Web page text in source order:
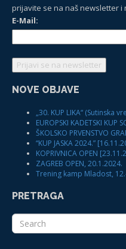
prijavite se na naš newsletter
E-Mail:
NOVE OBJAVE
„30. KUP LIKA“ (Sutinska
EUROPSKI KADETSKI KUP
ŠKOLSKO PRVENSTVO
“KUP JASKA 2024.”
KOPRIVNICA OPEN
ZAGREB OPEN, 20.1.2024.
Trening kamp Mladost,
PRETRAGA